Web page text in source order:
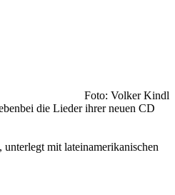
Foto: Volker Kindl
die Lieder ihrer neuen CD
mit lateinamerikanischen